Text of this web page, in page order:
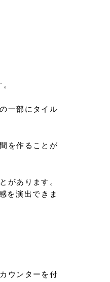
一部にタイル
を作ることが
があります。
を演出できま
ウンターを付